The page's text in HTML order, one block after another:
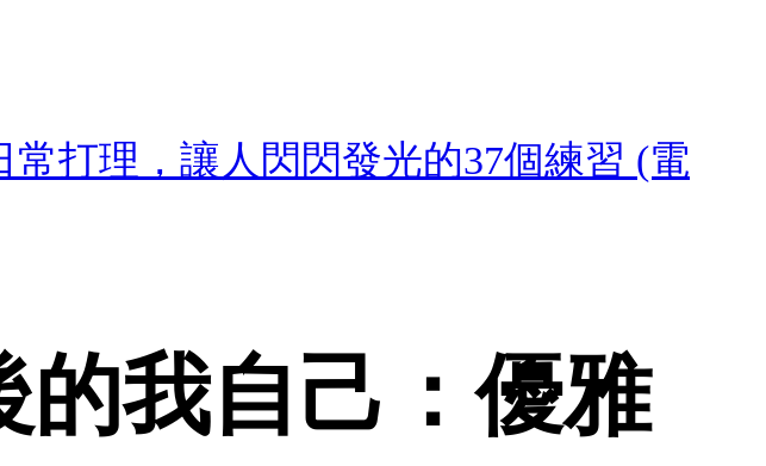
打理，讓人閃閃發光的37個練習 (電
的我自己：優雅